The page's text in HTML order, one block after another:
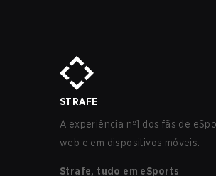
STRAFE
A experiência nº1 dos fãs de
web e em dispositivos móveis.
Strafe, tudo em eSports